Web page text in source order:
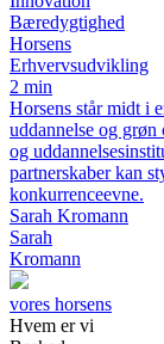
Bæredygtighed
Horsens
Erhvervsudvikling
2 min
Horsens står midt i
uddannelse og
og
partnerskaber kan
konkurrenceevne.
Sarah Kromann
Sarah
Kromann
vores horsens
Hvem er vi